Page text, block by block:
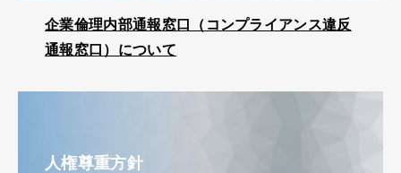
企業倫理内部通報窓口（コンプライアンス違反
通報窓口）について
人権尊重方針